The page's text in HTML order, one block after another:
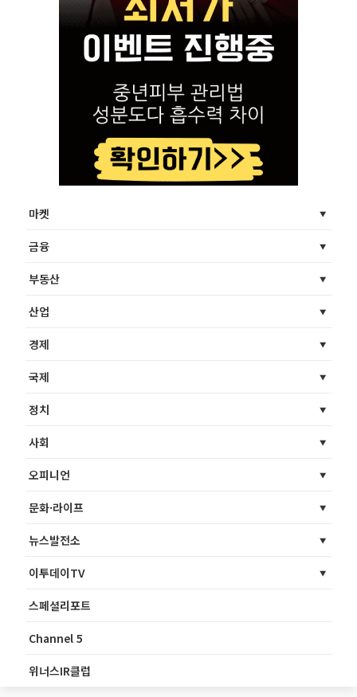
마켓
금융
부동산
산업
경제
국제
정치
사회
오피니언
문화·라이프
뉴스발전소
이투데이TV
스페셜리포트
Channel 5
위너스IR클럽